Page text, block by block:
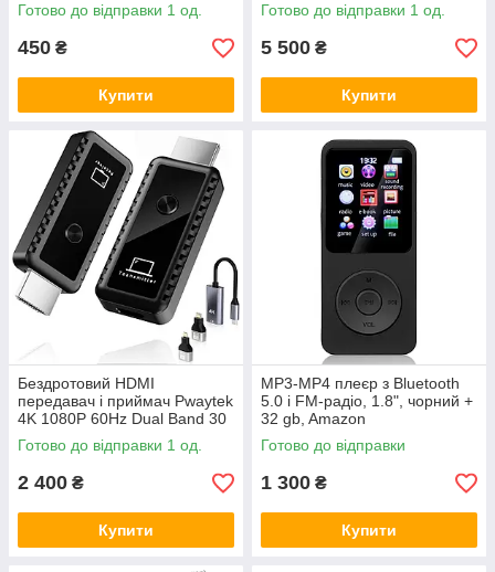
Готово до відправки 1 од.
450 ₴
Купити
Готово до відправки 1 од.
5 500 ₴
Купити
Бездротовий HDMI
передавач і приймач Pwaytek
4K 1080P 60Hz Dual Band 30
м
Готово до відправки 1 од.
2 400 ₴
Купити
MP3-MP4 плеєр з Bluetooth
5.0 і FM-радіо, 1.8", чорний +
32 gb, Amazon
Готово до відправки
1 300 ₴
Купити